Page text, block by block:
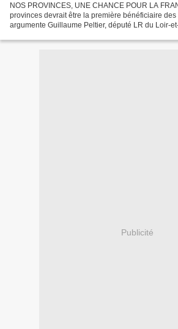
NOS PROVINCES, UNE CHANCE POUR LA
provinces devrait être la première bénéficiaire
argumente Guillaume Peltier, député LR du Loir-
Publicité